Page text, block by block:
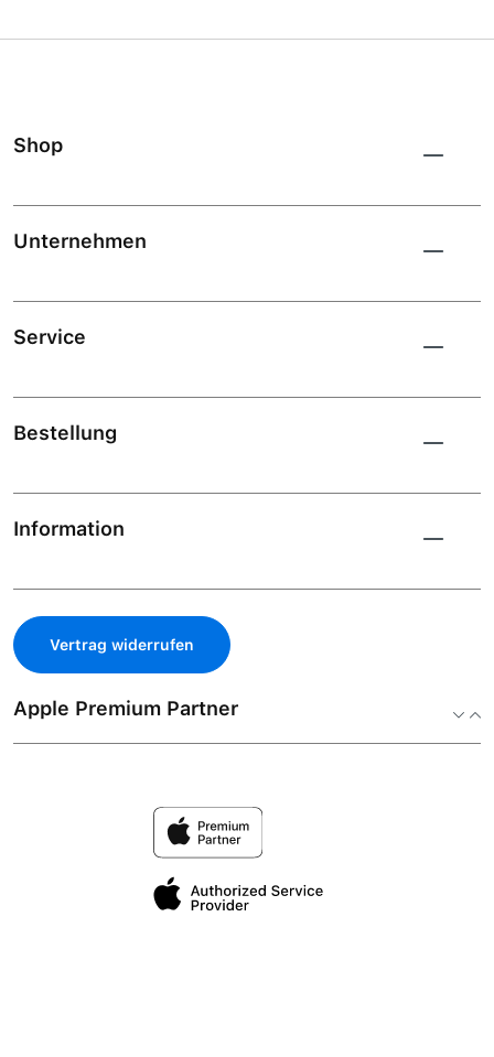
Shop
Unternehmen
Service
Bestellung
Information
Vertrag widerrufen
Apple Premium Partner